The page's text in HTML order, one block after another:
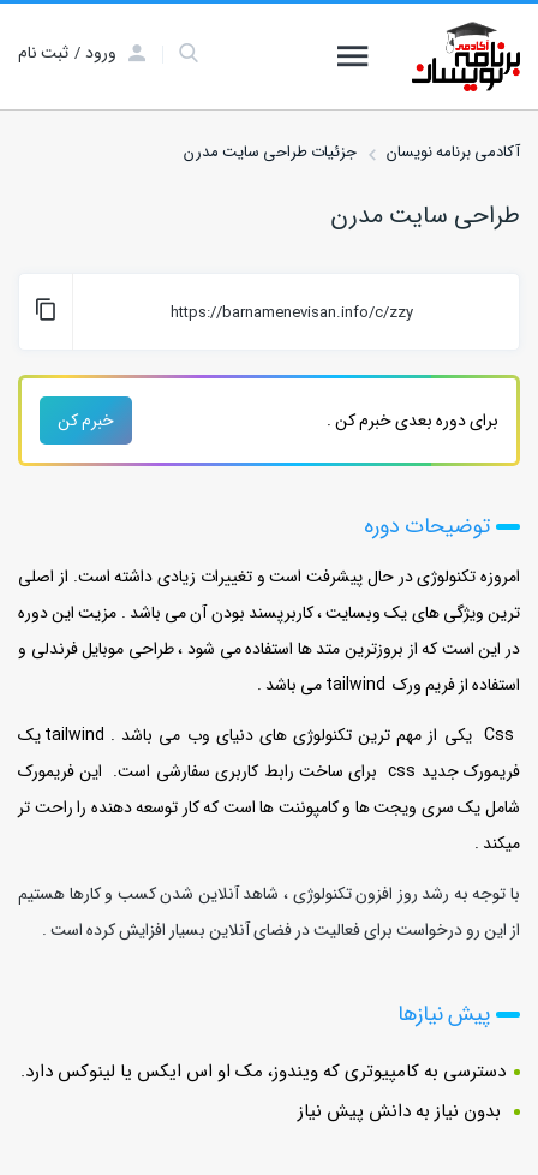
ورود ثبت نام
آکادمی برنامه نویسان جزئیات طراحی سایت مدرن
طراحی سایت مدرن
https://barnamenevisan.info/c/zzy
برای دوره بعدی خبرم کن . خبرم کن
توضیحات دوره
امروزه تکنولوژی در حال پیشرفت است و تغییرات زیادی داشته است. از اصلی
ترین ویژگی های یک وبسایت ، کاربرپسند بودن آن می باشد . مزیت این دوره
در این است که از بروزترین متد ها استفاده می شود ، طراحی موبایل فرندلی و
استفاده از فریم ورک tailwind می باشد .
Css یکی از مهم ترین تکنولوژی های دنیای وب می باشد . tailwind یک
فریمورک جدید css برای ساخت رابط کاربری سفارشی است. این فریمورک
شامل یک سری ویجت ها و کامپوننت ها است که کار توسعه دهنده را راحت تر
میکند .
با توجه به رشد روز افزون تکنولوژی ، شاهد آنلاین شدن کسب و کارها هستیم
از این رو درخواست برای فعالیت در فضای آنلاین بسیار افزایش کرده است .
پیش نیازها
دسترسی به کامپیوتری که ویندوز، مک او اس ایکس یا لینوکس دارد.
بدون نیاز به دانش پیش نیاز